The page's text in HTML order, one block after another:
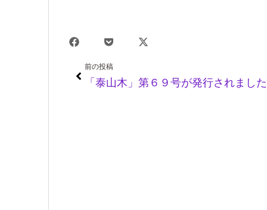
Prev
前の投稿
「泰山木」第６９号が発行されました